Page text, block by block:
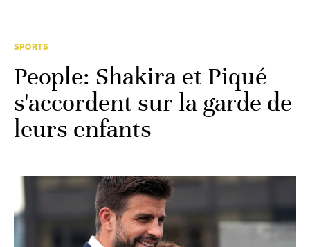
SPORTS
People: Shakira et Piqué
s'accordent sur la garde de
leurs enfants